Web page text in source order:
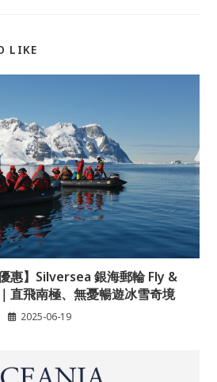
LIKE
惠】Silversea 銀海郵輪 Fly &
直飛南極、無憂暢遊冰雪奇境
2025-06-19